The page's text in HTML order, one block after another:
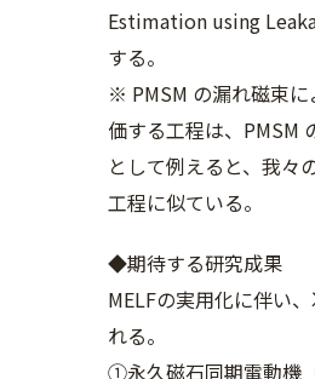
Estimation using
する。
※ PMSM の漏れ磁束
価する工程は、PMSM
として例えると、我々
工程に似ている。
◆期待する研究成果
MELFの実用化に伴い
れる。
①永久磁石同期電動機